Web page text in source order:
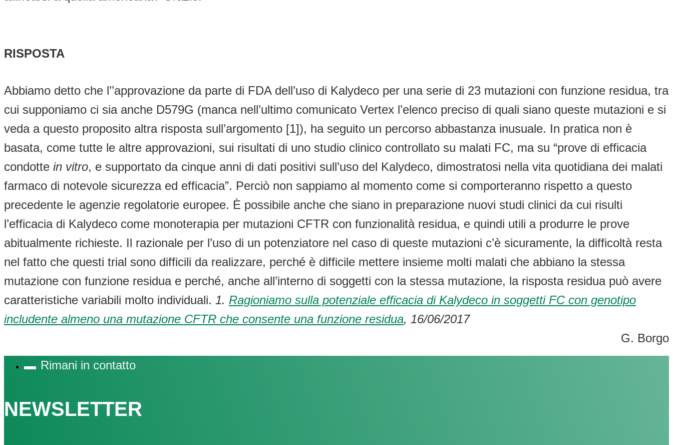
RISPOSTA
Abbiamo detto che l’’approvazione da parte di FDA dell’uso di Kalydeco per una serie di 23 mutazioni con funzione residua, tra
cui supponiamo ci sia anche D579G (manca nell’ultimo comunicato Vertex l’elenco preciso di quali siano queste mutazioni e si
veda a questo proposito altra risposta sull’argomento [1]), ha seguito un percorso abbastanza inusuale. In pratica non è
basata, come tutte le altre approvazioni, sui risultati di uno studio clinico controllato su malati FC, ma su “prove di efficacia
condotte in vitro, e supportato da cinque anni di dati positivi sull’uso del Kalydeco, dimostratosi nella vita quotidiana dei malati
farmaco di notevole sicurezza ed efficacia”. Perciò non sappiamo al momento come si comporteranno rispetto a questo
precedente le agenzie regolatorie europee. È possibile anche che siano in preparazione nuovi studi clinici da cui risulti
l’efficacia di Kalydeco come monoterapia per mutazioni CFTR con funzionalità residua, e quindi utili a produrre le prove
abitualmente richieste. Il razionale per l’uso di un potenziatore nel caso di queste mutazioni c’è sicuramente, la difficoltà resta
nel fatto che questi trial sono difficili da realizzare, perché è difficile mettere insieme molti malati che abbiano la stessa
mutazione con funzione residua e perché, anche all’interno di soggetti con la stessa mutazione, la risposta residua può avere
caratteristiche variabili molto individuali. 1. Ragioniamo sulla potenziale efficacia di Kalydeco in soggetti FC con genotipo
includente almeno una mutazione CFTR che consente una funzione residua, 16/06/2017
G. Borgo
Rimani in contatto
NEWSLETTER